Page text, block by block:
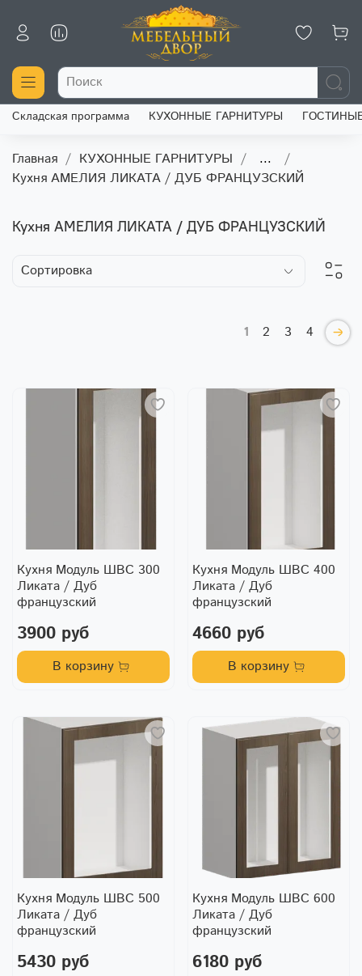
Складская программа КУХОННЫЕ ГАРНИТУРЫ
Главная КУХОННЫЕ ГАРНИТУРЫ
...
Кухня АМЕЛИЯ ЛИКАТА / ДУБ ФРАНЦУЗСКИЙ
Кухня АМЕЛИЯ ЛИКАТА / ДУБ ФРАНЦУЗСКИЙ
1 2 3 4
Кухня Модуль ШВС 300
Ликата / Дуб
французский
3900 руб
В корзину
Кухня Модуль ШВС 400
Ликата / Дуб
французский
4660 руб
В корзину
Кухня Модуль ШВС 500
Ликата / Дуб
французский
5430 руб
Кухня Модуль ШВС 600
Ликата / Дуб
французский
6180 руб